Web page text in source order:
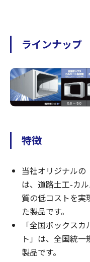
ラインナップ
特徴
当社オリジナルの
は、道路土工-カ
質の低コストを実
た製品です。
「全国ボックス
ト」は、全国統
製品です。